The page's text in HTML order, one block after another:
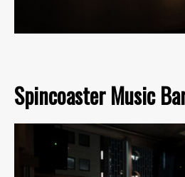
Spincoaster Music